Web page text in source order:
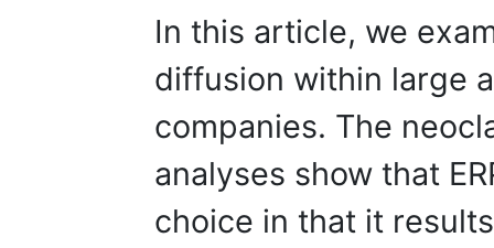
In this article, we
diffusion within large
companies. The
analyses show that
choice in that it